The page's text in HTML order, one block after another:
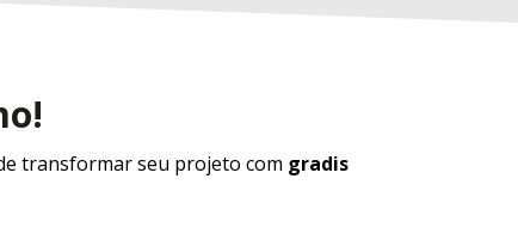
transformar seu projeto com gradis